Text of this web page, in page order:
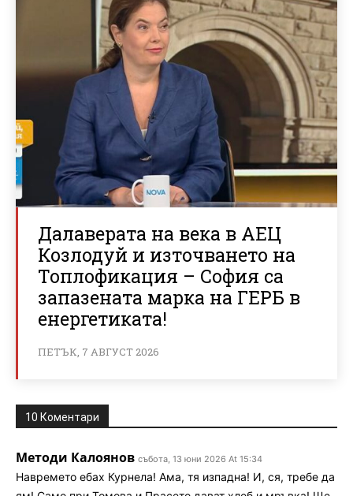
Далаверата на века в АЕЦ
Козлодуй и източването на
Топлофикация – София са
запазената марка на ГЕРБ в
енергетиката!
ПЕТЪК, 7 АВГУСТ 2026
10 Коментари
Методи Калоянов събота, 13 юни 2026 At 15:34
Навремето ебах Курнела! Ама, тя изпадна! И, ся, требе да